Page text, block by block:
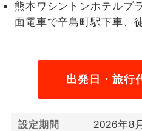
熊本ワシントンホテルプ
面電車で辛島町駅下車、
出発日・旅行
設定期間 2026年8
2名様催行
2名様か
す。
加限定
1名様1室同代
1名様1室